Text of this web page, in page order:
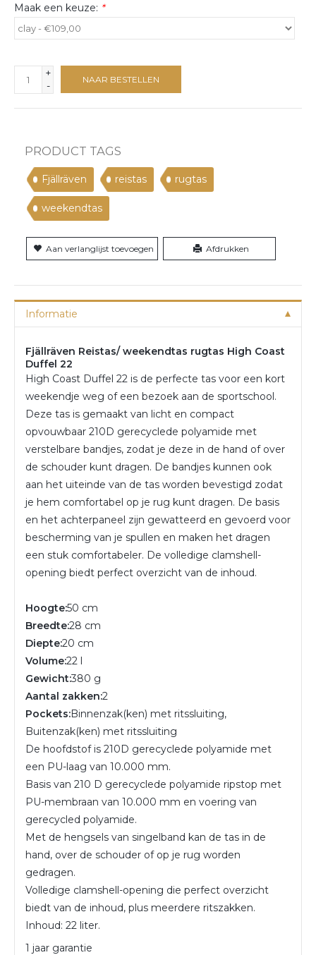
Maak een keuze: *
+
-
NAAR BESTELLEN
PRODUCT TAGS
Fjällräven reistas rugtas
weekendtas
Aan verlanglijst toevoegen Afdrukken
Informatie
Fjällräven Reistas/ weekendtas rugtas High Coast
Duffel 22
High Coast Duffel 22 is de perfecte tas voor een kort
weekendje weg of een bezoek aan de sportschool.
Deze tas is gemaakt van licht en compact
opvouwbaar 210D gerecyclede polyamide met
verstelbare bandjes, zodat je deze in de hand of over
de schouder kunt dragen. De bandjes kunnen ook
aan het uiteinde van de tas worden bevestigd zodat
je hem comfortabel op je rug kunt dragen. De basis
en het achterpaneel zijn gewatteerd en gevoerd voor
bescherming van je spullen en maken het dragen
een stuk comfortabeler. De volledige clamshell-
opening biedt perfect overzicht van de inhoud.
Hoogte:50 cm
Breedte:28 cm
Diepte:20 cm
Volume:22 l
Gewicht:380 g
Aantal zakken:2
Pockets:Binnenzak(ken) met ritssluiting,
Buitenzak(ken) met ritssluiting
De hoofdstof is 210D gerecyclede polyamide met
een PU-laag van 10.000 mm.
Basis van 210 D gerecyclede polyamide ripstop met
PU-membraan van 10.000 mm en voering van
gerecycled polyamide.
Met de hengsels van singelband kan de tas in de
hand, over de schouder of op je rug worden
gedragen.
Volledige clamshell-opening die perfect overzicht
biedt van de inhoud, plus meerdere ritszakken.
Inhoud: 22 liter.
1 jaar garantie